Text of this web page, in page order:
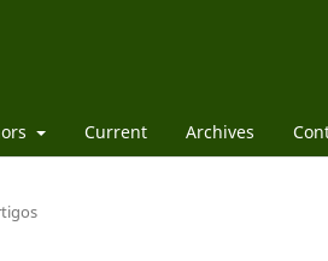
Current Archives